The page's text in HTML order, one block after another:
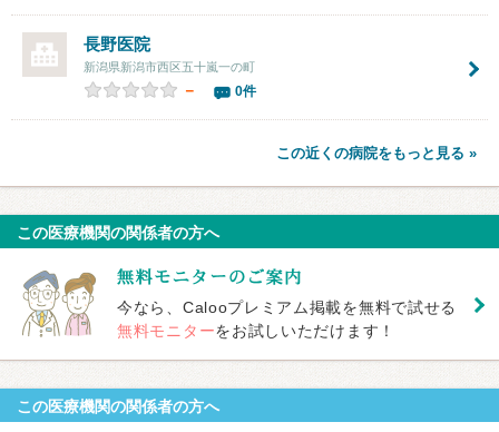
長野医院
新潟県新潟市西区五十嵐一の町
－ 0件
この近くの病院をもっと見る »
この医療機関の関係者の方へ
今なら、Calooプレミアム掲載を無料で試せる
無料モニターをお試しいただけます！
この医療機関の関係者の方へ